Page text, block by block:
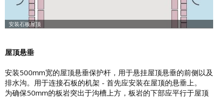
屋顶悬垂
安装500mm宽的屋顶悬垂保护杆，用于悬挂屋顶悬垂的前侧以及
排水沟。用于连接石板的机架 - 首先应安装在屋顶的悬垂上。
为确保50mm的板岩突出于沟槽上方，板岩的下部应平行于屋顶